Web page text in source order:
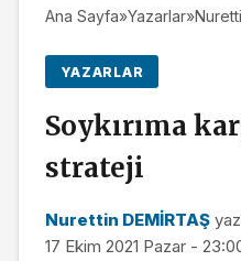
Ana Sayfa»Yazarlar»
YAZARLAR
Soykırıma
strateji
Nurettin DEMİRTAŞ
17 Ekim 2021 Pazar -